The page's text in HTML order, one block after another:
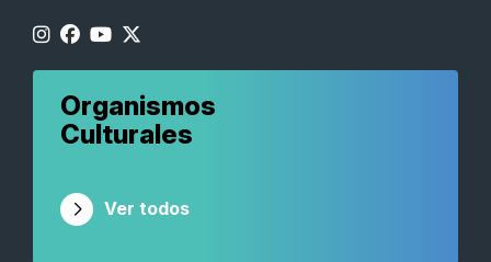
Organismos
Culturales
Ver todos